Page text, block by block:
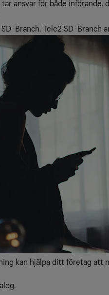
ansvar för både införande,
Branch. Tele2 SD-Branch
kan hjälpa ditt företag